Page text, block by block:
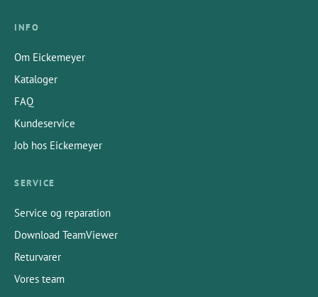
INFO
Om Eickemeyer
Kataloger
FAQ
Kundeservice
Job hos Eickemeyer
SERVICE
Service og reparation
Download TeamViewer
Returvarer
Vores team